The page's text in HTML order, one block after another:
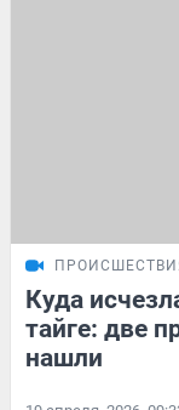
Куда
тайге: две
нашли